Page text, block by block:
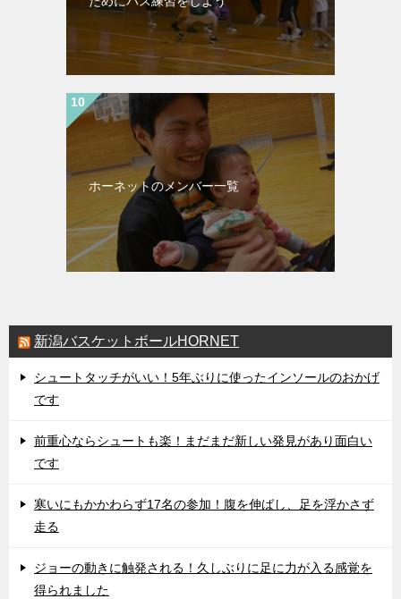
ホーネットのメンバー一覧
新潟バスケットボールHORNET
シュートタッチがいい！5年ぶりに使ったインソールのおかげ
です
前重心ならシュートも楽！まだまだ新しい発見があり面白い
です
寒いにもかかわらず17名の参加！腹を伸ばし、足を浮かさず
走る
ジョーの動きに触発される！久しぶりに足に力が入る感覚を
得られました